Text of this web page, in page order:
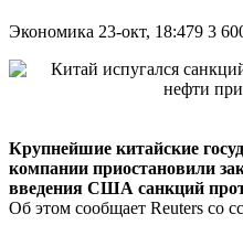
Экономика 23-окт, 18:479 3
Крупнейшие китайские
компании приостановили
введения США санкций
Об этом сообщает Reuters со